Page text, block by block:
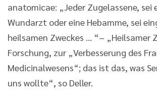
anatomicae: „Jeder Zugelassene, sei
Wundarzt oder eine Hebamme, sei
heilsamen Zweckes ... “– „Heilsamer
Forschung, zur „Verbesserung des
Medicinalwesens“; das ist das, was
uns wollte“, so Deller.